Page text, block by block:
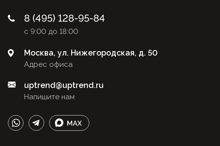
8 (495) 128-95-84
с 9:00 до 18:00
Адрес офиса
Москва, ул. Нижегородская, д. 50
Напишите нам
uptrend@uptrend.ru